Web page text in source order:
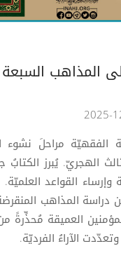
المذاهب السبعة
الفقهيّة مراحلَ نشوء
الهجريّ. يُبرز الكتابُ
القواعد
المذاهب
العميقة مُحذِّرةً
الآراءُ الفرديّة.